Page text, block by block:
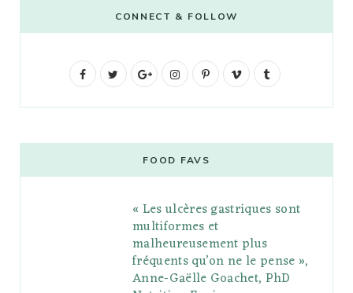
CONNECT & FOLLOW
F
b
t
G
g
l
e
P
l
I
t
a
g
r
a
m
P
e
r
e
s
V
o
l
r
FOOD FAVS
« Les ulcères gastriques sont
multiformes et
malheureusement plus
fréquents qu’on ne le pense »,
Anne-Gaëlle Goachet, PhD